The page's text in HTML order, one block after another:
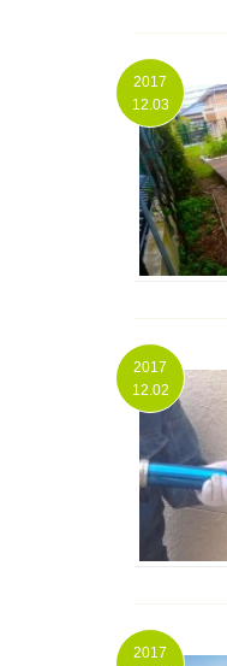
2017
12.03
2017
12.02
2017